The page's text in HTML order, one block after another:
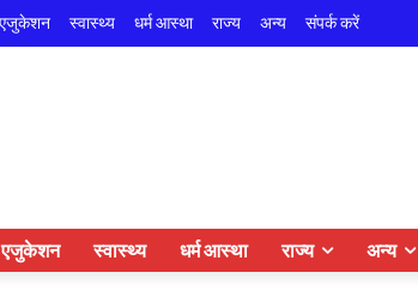
एजुकेशन स्वास्थ्य धर्म आस्था राज्य अन्य संपर्क करें
एजुकेशन स्वास्थ्य धर्म आस्था राज्य अन्य